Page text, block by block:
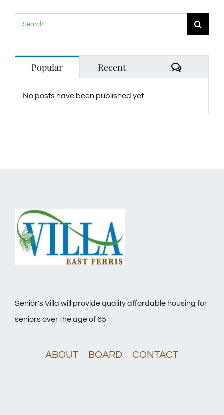
Search
for:
Popular Recent
No posts have been published yet.
Senior's Villa will provide quality affordable housing for
seniors over the age of 65
ABOUT BOARD CONTACT